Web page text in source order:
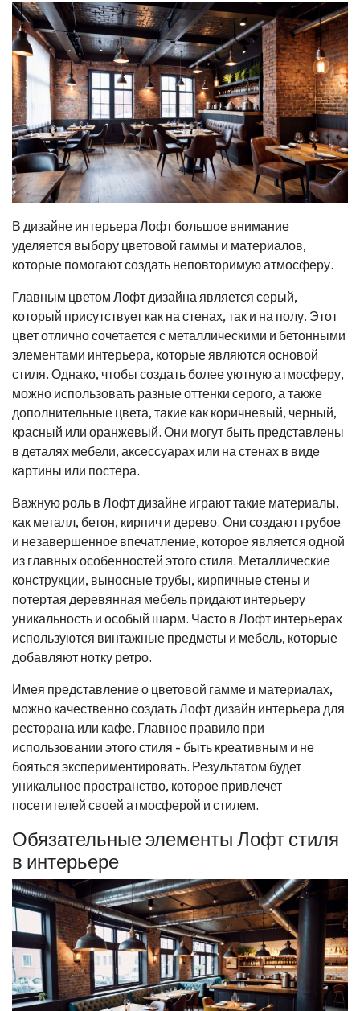
В дизайне интерьера Лофт большое внимание
уделяется выбору цветовой гаммы и материалов,
которые помогают создать неповторимую атмосферу.
Главным цветом Лофт дизайна является серый,
который присутствует как на стенах, так и на полу. Этот
цвет отлично сочетается с металлическими и бетонными
элементами интерьера, которые являются основой
стиля. Однако, чтобы создать более уютную атмосферу,
можно использовать разные оттенки серого, а также
дополнительные цвета, такие как коричневый, черный,
красный или оранжевый. Они могут быть представлены
в деталях мебели, аксессуарах или на стенах в виде
картины или постера.
Важную роль в Лофт дизайне играют такие материалы,
как металл, бетон, кирпич и дерево. Они создают грубое
и незавершенное впечатление, которое является одной
из главных особенностей этого стиля. Металлические
конструкции, выносные трубы, кирпичные стены и
потертая деревянная мебель придают интерьеру
уникальность и особый шарм. Часто в Лофт интерьерах
используются винтажные предметы и мебель, которые
добавляют нотку ретро.
Имея представление о цветовой гамме и материалах,
можно качественно создать Лофт дизайн интерьера для
ресторана или кафе. Главное правило при
использовании этого стиля - быть креативным и не
бояться экспериментировать. Результатом будет
уникальное пространство, которое привлечет
посетителей своей атмосферой и стилем.
Обязательные элементы Лофт стиля
в интерьере